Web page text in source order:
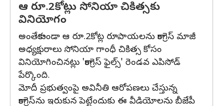
ఆ రూ.2కోట్లు సోనియా చికిత్సకు
వినియోగం
అంతేకాకుండా ఆ రూ.2కోట్ల రూపాయలను కాంగ్రెస్‌ మాజీ
అధ్యక్షురాలు సోనియా గాంధీ చికిత్స కోసం
వినియోగించినట్లు 'కాంగ్రెస్ ఫైల్స్' రెండవ ఎపిసోడ్‌
పేర్కొంది.
మోదీ ప్రభుత్వంపై అవినీతి ఆరోపణలు చేస్తున్న
కాంగ్రెస్‌ను ఇరుకున పెట్టేందుకు ఈ వీడియోలను బీజేపీ